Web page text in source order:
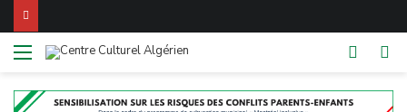
Menu
Switch